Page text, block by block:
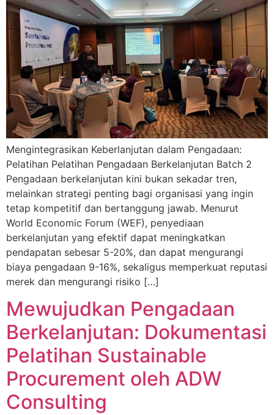
Mengintegrasikan Keberlanjutan dalam Pengadaan:
Pelatihan Pelatihan Pengadaan Berkelanjutan Batch 2
Pengadaan berkelanjutan kini bukan sekadar tren,
melainkan strategi penting bagi organisasi yang ingin
tetap kompetitif dan bertanggung jawab. Menurut
World Economic Forum (WEF), penyediaan
berkelanjutan yang efektif dapat meningkatkan
pendapatan sebesar 5-20%, dan dapat mengurangi
biaya pengadaan 9-16%, sekaligus memperkuat reputasi
merek dan mengurangi risiko […]
Mewujudkan Pengadaan
Berkelanjutan: Dokumentasi
Pelatihan Sustainable
Procurement oleh ADW
Consulting